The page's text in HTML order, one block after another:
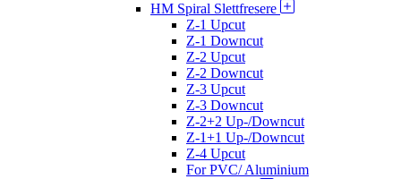
HM Spiral Slettfresere
Z-1 Upcut
Z-1 Downcut
Z-2 Upcut
Z-2 Downcut
Z-3 Upcut
Z-3 Downcut
Z-2+2 Up-/Downcut
Z-1+1 Up-/Downcut
Z-4 Upcut
For PVC/ Aluminium